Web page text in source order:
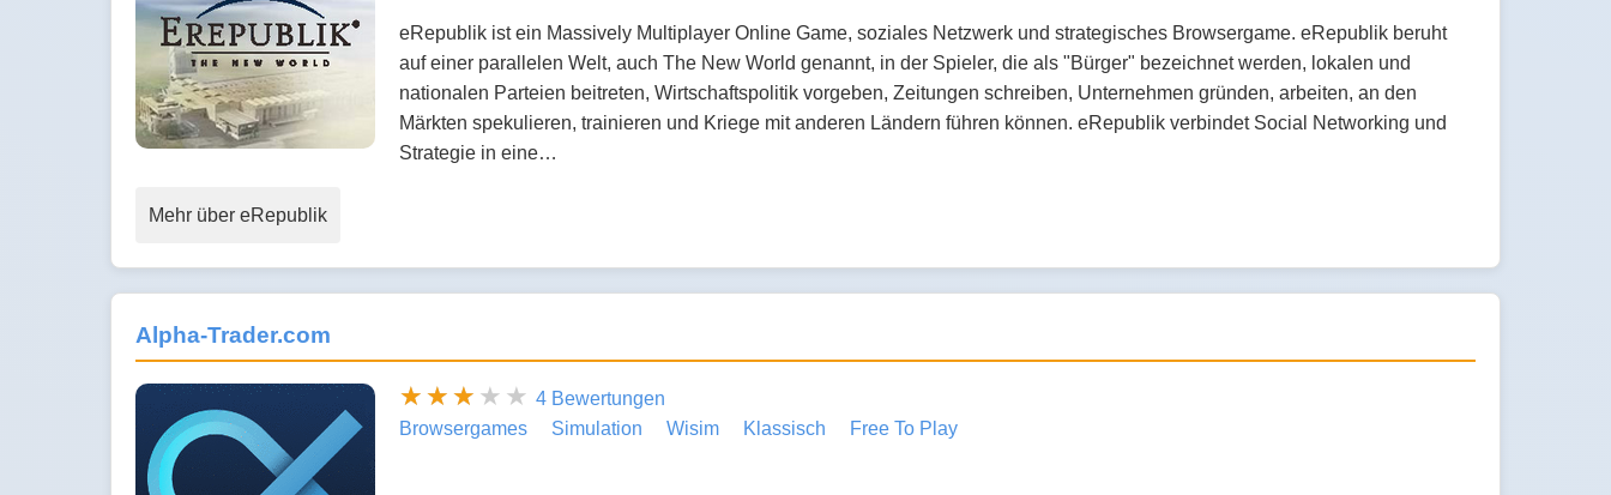
eRepublik ist ein Massively Multiplayer Online Game, soziales Netzwerk und strategisches Browsergame. eRepublik beruht
auf einer parallelen Welt, auch The New World genannt, in der Spieler, die als "Bürger" bezeichnet werden, lokalen und
nationalen Parteien beitreten, Wirtschaftspolitik vorgeben, Zeitungen schreiben, Unternehmen gründen, arbeiten, an den
Märkten spekulieren, trainieren und Kriege mit anderen Ländern führen können. eRepublik verbindet Social Networking und
Strategie in eine…
Mehr über eRepublik
Alpha-Trader.com
4 Bewertungen
Browsergames
Simulation Wisim Klassisch Free To Play